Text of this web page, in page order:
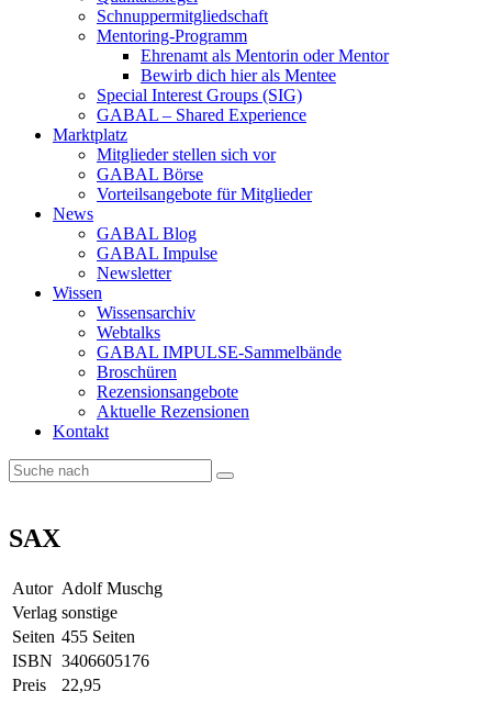
Schnuppermitgliedschaft
Mentoring-Programm
Ehrenamt als Mentorin oder Mentor
Bewirb dich hier als Mentee
Special Interest Groups (SIG)
GABAL – Shared Experience
Marktplatz
Mitglieder stellen sich vor
GABAL Börse
Vorteilsangebote für Mitglieder
News
GABAL Blog
GABAL Impulse
Newsletter
Wissen
Wissensarchiv
Webtalks
GABAL IMPULSE-Sammelbände
Broschüren
Rezensionsangebote
Aktuelle Rezensionen
Kontakt
SAX
Autor Adolf Muschg
Verlag sonstige
Seiten 455 Seiten
ISBN 3406605176
Preis
22,95